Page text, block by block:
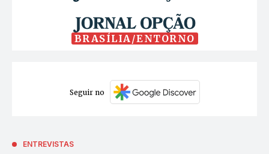
BRASÍLIA/ENTORNO
Seguir no
ENTREVISTAS